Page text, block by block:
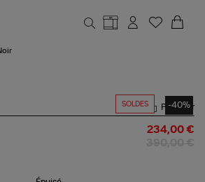
SOLDES -40%
Partager
234,00 €